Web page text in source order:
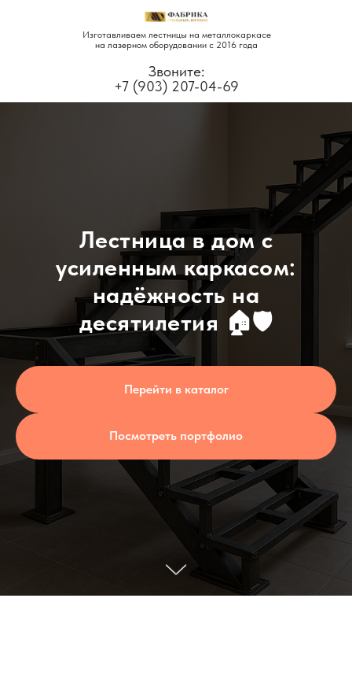
+7 (903) 207-04-69
Звоните:
Изготавливаем лестницы на металлокаркасе
на лазерном оборудовании с 2016 года
Лестница в дом с
усиленным каркасом:
надёжность на
десятилетия 🏠🛡
Перейти в каталог
Посмотреть портфолио